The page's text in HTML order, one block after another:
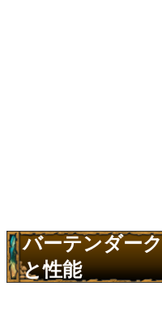
バーテンダー
と性能